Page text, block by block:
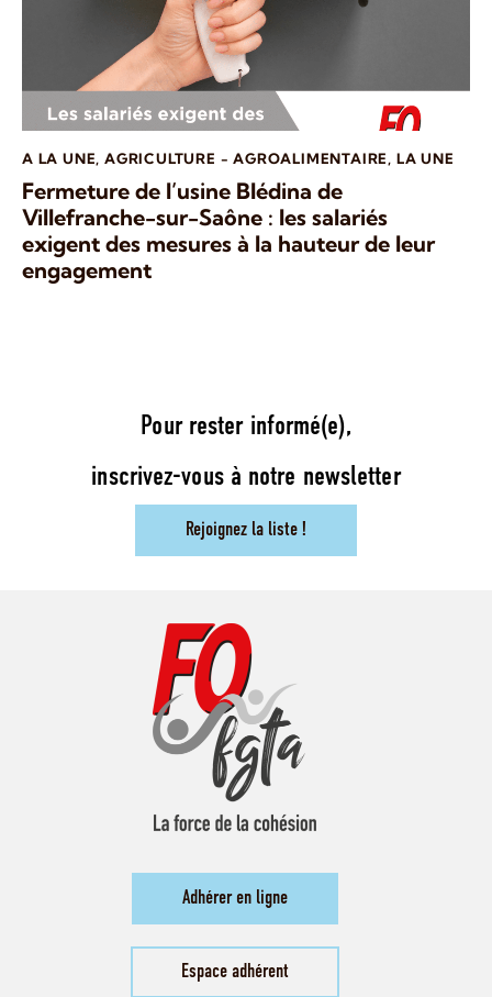
A LA UNE,AGRICULTURE - AGROALIMENTAIRE, LA UNE
Fermeture de l’usine Blédina de
Villefranche-sur-Saône : les salariés
exigent des mesures à la hauteur de leur
engagement
Pour rester informé(e),
inscrivez-vous à notre newsletter
Rejoignez la liste !
Adhérer en ligne
Espace adhérent